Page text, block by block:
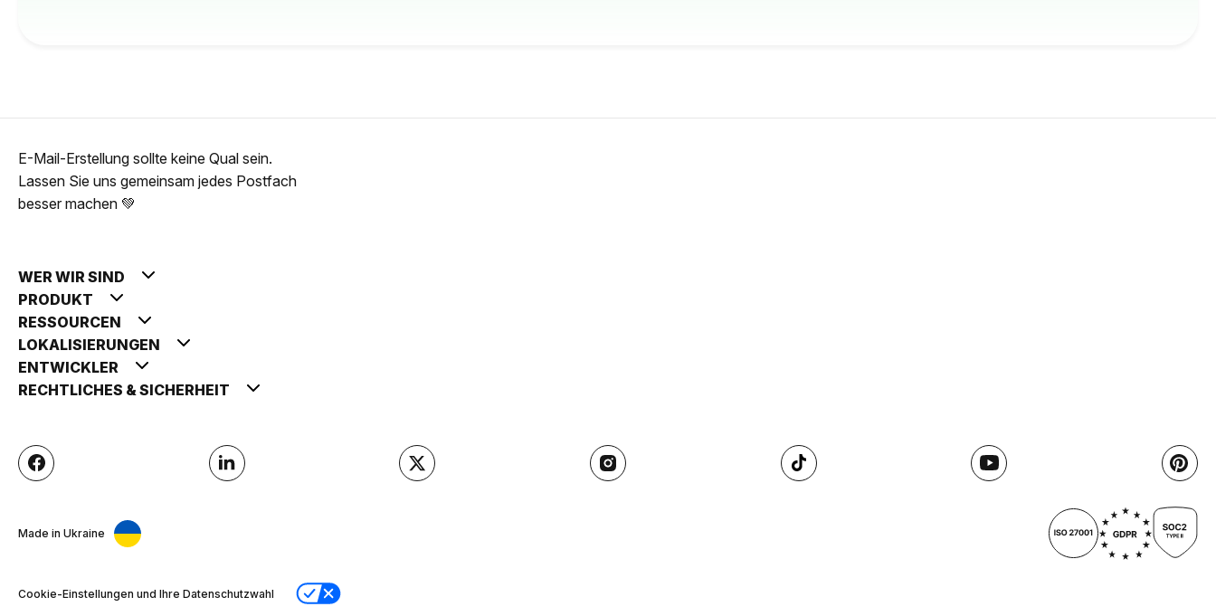
E-Mail-Erstellung sollte keine Qual sein.
Lassen Sie uns gemeinsam jedes Postfach
besser machen 💚
WER WIR SIND
PRODUKT
RESSOURCEN
LOKALISIERUNGEN
ENTWICKLER
RECHTLICHES & SICHERHEIT
Made in Ukraine
Cookie-Einstellungen und Ihre Datenschutzwahl